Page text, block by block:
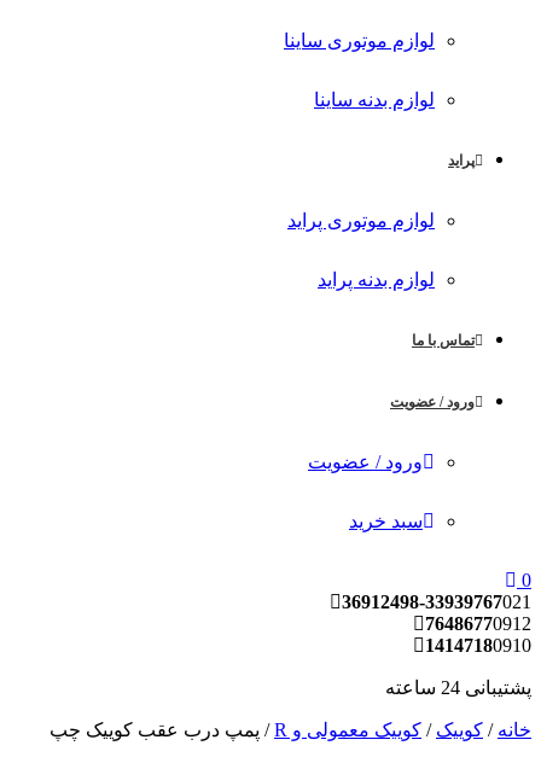
لوازم موتوری ساینا
لوازم بدنه ساینا
پراید
لوازم موتوری پراید
لوازم بدنه پراید
تماس با ما
ورود / عضویت
ورود / عضویت
سبد خرید
36912498-33939767
7648677
1414718
24 ساعته
/کوییک/کوییک معمولی و R / پمپ درب عقب کوییک چپ